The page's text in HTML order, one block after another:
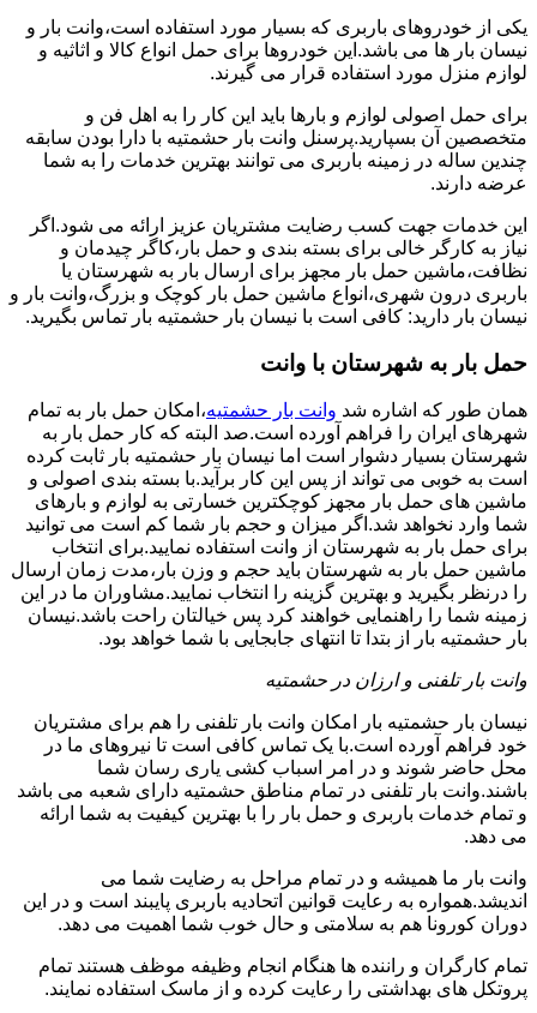
یکی از خودروهای باربری که بسیار مورد استفاده است،وانت بار و
نیسان بار ها می باشد.این خودروها برای حمل انواع کالا و اثاثیه و
لوازم منزل مورد استفاده قرار می گیرند.
برای حمل اصولی لوازم و بارها باید این کار را به اهل فن و
متخصصین آن بسپارید.پرسنل وانت بار حشمتیه با دارا بودن سابقه
چندین ساله در زمینه باربری می توانند بهترین خدمات را به شما
عرضه دارند.
این خدمات جهت کسب رضایت مشتریان عزیز ارائه می شود.اگر
نیاز به کارگر خالی برای بسته بندی و حمل بار،کاگر چیدمان و
نظافت،ماشین حمل بار مجهز برای ارسال بار به شهرستان یا
باربری درون شهری،انواع ماشین حمل بار کوچک و بزرگ،وانت بار و
نیسان بار دارید: کافی است با نیسان بار حشمتیه بار تماس بگیرید.
حمل بار به شهرستان با وانت
همان طور که اشاره شد وانت بار حشمتیه،امکان حمل بار به تمام
شهرهای ایران را فراهم آورده است.صد البته که کار حمل بار به
شهرستان بسیار دشوار است اما نیسان بار حشمتیه بار ثابت کرده
است به خوبی می تواند از پس این کار برآید.با بسته بندی اصولی و
ماشین های حمل بار مجهز کوچکترین خسارتی به لوازم و بارهای
شما وارد نخواهد شد.اگر میزان و حجم بار شما کم است می توانید
برای حمل بار به شهرستان از وانت استفاده نمایید.برای انتخاب
ماشین حمل بار به شهرستان باید حجم و وزن بار،مدت زمان ارسال
را درنظر بگیرید و بهترین گزینه را انتخاب نمایید.مشاوران ما در این
زمینه شما را راهنمایی خواهند کرد پس خیالتان راحت باشد.نیسان
بار حشمتیه بار از بتدا تا انتهای جابجایی با شما خواهد بود.
وانت بار تلفنی و ارزان در حشمتیه
نیسان بار حشمتیه بار امکان وانت بار تلفنی را هم برای مشتریان
خود فراهم آورده است.با یک تماس کافی است تا نیروهای ما در
محل حاضر شوند و در امر اسباب کشی یاری رسان شما
باشند.وانت بار تلفنی در تمام مناطق حشمتیه دارای شعبه می باشد
و تمام خدمات باربری و حمل بار را با بهترین کیفیت به شما ارائه
می دهد.
وانت بار ما همیشه و در تمام مراحل به رضایت شما می
اندیشد.همواره به رعایت قوانین اتحادیه باربری پایبند است و در این
دوران کورونا هم به سلامتی و حال خوب شما اهمیت می دهد.
تمام کارگران و راننده ها هنگام انجام وظیفه موظف هستند تمام
پروتکل های بهداشتی را رعایت کرده و از ماسک استفاده نمایند.